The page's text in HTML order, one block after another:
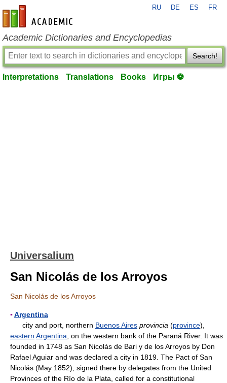
en-academic.com
RU DE ES FR
Academic Dictionaries and Encyclopedias
Search!
Interpretations Translations Books Игры ⚽
Universalium
San Nicolás de los Arroyos
San Nicolás de los Arroyos
▪Argentina
city and port, northern Buenos Aires provincia (province),
eastern Argentina , on the western bank of the Paraná River. It was
founded in 1748 as San Nicolás de Bari y de los Arroyos by Don
Rafael Aguiar and was declared a city in 1819. The Pact of San
Nicolás (May 1852), signed there by delegates from the United
Provinces of the Río de la Plata, called for a constitutional